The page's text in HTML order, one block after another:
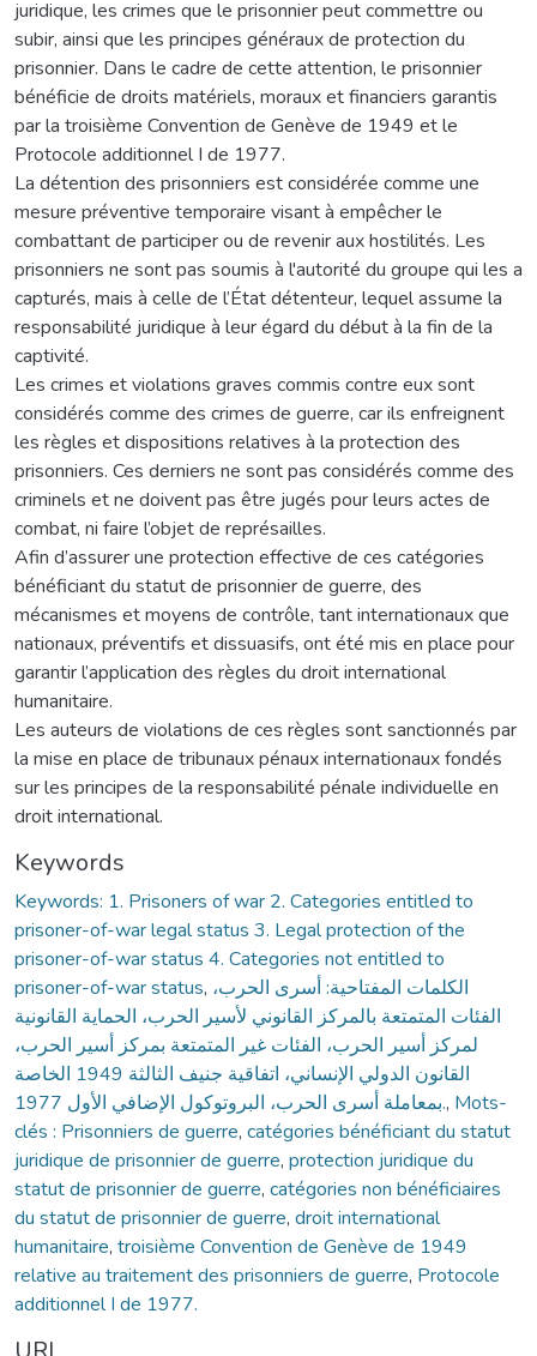
juridique, les crimes que le prisonnier peut commettre ou
subir, ainsi que les principes généraux de protection du
prisonnier. Dans le cadre de cette attention, le prisonnier
bénéficie de droits matériels, moraux et financiers garantis
par la troisième Convention de Genève de 1949 et le
Protocole additionnel I de 1977.
La détention des prisonniers est considérée comme une
mesure préventive temporaire visant à empêcher le
combattant de participer ou de revenir aux hostilités. Les
prisonniers ne sont pas soumis à l'autorité du groupe qui les a
capturés, mais à celle de l’État détenteur, lequel assume la
responsabilité juridique à leur égard du début à la fin de la
captivité.
Les crimes et violations graves commis contre eux sont
considérés comme des crimes de guerre, car ils enfreignent
les règles et dispositions relatives à la protection des
prisonniers. Ces derniers ne sont pas considérés comme des
criminels et ne doivent pas être jugés pour leurs actes de
combat, ni faire l’objet de représailles.
Afin d’assurer une protection effective de ces catégories
bénéficiant du statut de prisonnier de guerre, des
mécanismes et moyens de contrôle, tant internationaux que
nationaux, préventifs et dissuasifs, ont été mis en place pour
garantir l’application des règles du droit international
humanitaire.
Les auteurs de violations de ces règles sont sanctionnés par
la mise en place de tribunaux pénaux internationaux fondés
sur les principes de la responsabilité pénale individuelle en
droit international.
Keywords
Keywords: 1. Prisoners of war 2. Categories entitled to
prisoner-of-war legal status 3. Legal protection of the
prisoner-of-war status 4. Categories not entitled to
prisoner-of-war status, الكلمات المفتاحية: أسرى الحرب،
الفئات المتمتعة بالمركز القانوني لأسير الحرب، الحماية القانونية
لمركز أسير الحرب، الفئات غير المتمتعة بمركز أسير الحرب،
القانون الدولي الإنساني، اتفاقية جنيف الثالثة 1949 الخاصة
بمعاملة أسرى الحرب، البروتوكول الإضافي الأول 1977., Mots-
clés : Prisonniers de guerre, catégories bénéficiant du statut
juridique de prisonnier de guerre, protection juridique du
statut de prisonnier de guerre, catégories non bénéficiaires
du statut de prisonnier de guerre, droit international
humanitaire, troisième Convention de Genève de 1949
relative au traitement des prisonniers de guerre, Protocole
additionnel I de 1977.